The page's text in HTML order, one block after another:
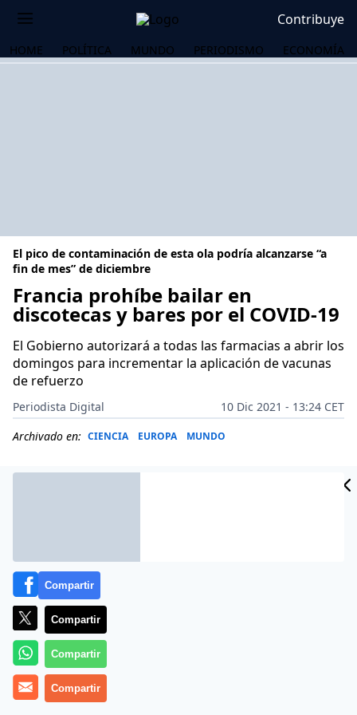
Contribuye
HOME POLÍTICA MUNDO PERIODISMO ECONOMÍA
El pico de contaminación de esta ola podría alcanzarse “a
fin de mes” de diciembre
Francia prohíbe bailar en
discotecas y bares por el COVID-19
El Gobierno autorizará a todas las farmacias a abrir los
domingos para incrementar la aplicación de vacunas
de refuerzo
Periodista Digital
10 Dic 2021 - 13:24 CET
Archivado en: CIENCIA EUROPA MUNDO
Más información
Compartir
Compartir
Compartir
Compartir